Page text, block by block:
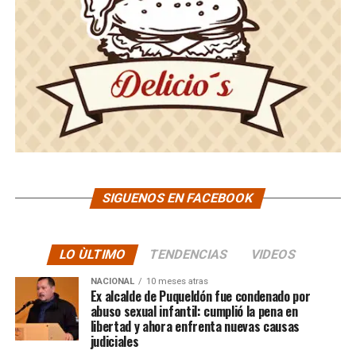
SIGUENOS EN FACEBOOK
LO ÙLTIMO TENDENCIAS VIDEOS
NACIONAL 10 meses atras
Ex alcalde de Puqueldón fue condenado por
abuso sexual infantil: cumplió la pena en
libertad y ahora enfrenta nuevas causas
judiciales